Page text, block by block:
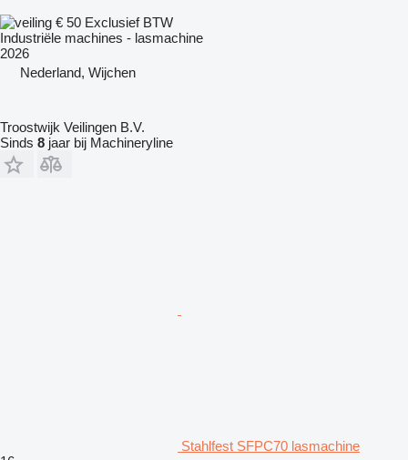
€ 50 Exclusief BTW
Industriële machines - lasmachine
2026
Nederland, Wijchen
Troostwijk Veilingen B.V.
Sinds 8 jaar bij Machineryline
Stahlfest SFPC70 lasmachine